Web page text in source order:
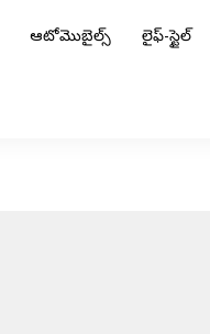
ఆటోమొబైల్స్ లైఫ్-స్టైల్